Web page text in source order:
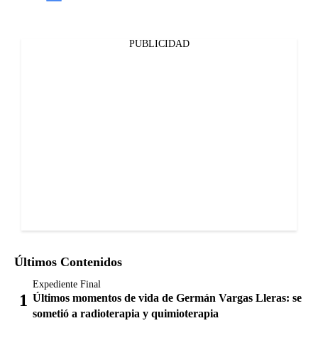
PUBLICIDAD
Últimos Contenidos
Expediente Final
Últimos momentos de vida de Germán Vargas Lleras: se
sometió a radioterapia y quimioterapia